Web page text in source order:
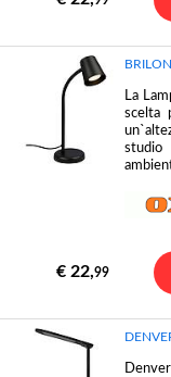
La
scelta
studio
€ 22,99